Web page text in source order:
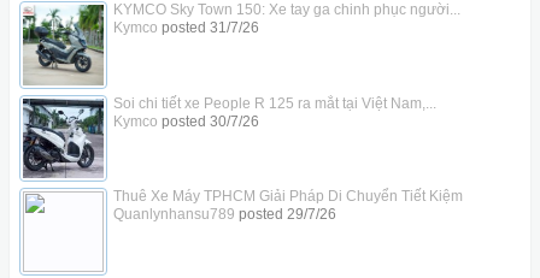
KYMCO Sky Town 150: Xe tay ga chinh phục người...
Kymco posted 31/7/26
Soi chi tiết xe People R 125 ra mắt tại Việt Nam,...
Kymco posted 30/7/26
Thuê Xe Máy TPHCM Giải Pháp Di Chuyển Tiết Kiệm
Quanlynhansu789 posted 29/7/26